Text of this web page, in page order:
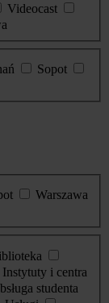
Videocast
Sopot
Warszawa
Instytuty i centra
studenta